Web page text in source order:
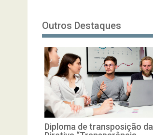
Outros Destaques
Diploma de transposição da